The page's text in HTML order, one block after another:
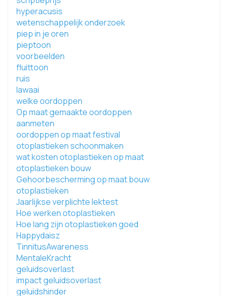
hyperacusis
wetenschappelijk onderzoek
piep in je oren
pieptoon
voorbeelden
fluittoon
ruis
lawaai
welke oordoppen
Op maat gemaakte oordoppen
aanmeten
oordoppen op maat festival
otoplastieken schoonmaken
wat kosten otoplastieken op maat
otoplastieken bouw
Gehoorbescherming op maat bouw
otoplastieken
Jaarlijkse verplichte lektest
Hoe werken otoplastieken
Hoe lang zijn otoplastieken goed
Happydaisz
TinnitusAwareness
MentaleKracht
geluidsoverlast
impact geluidsoverlast
geluidshinder